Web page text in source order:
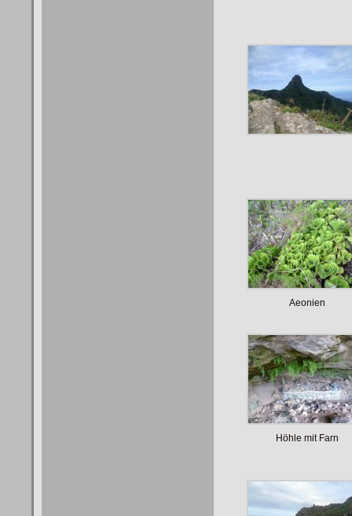
Aeonien
Höhle mit Farn